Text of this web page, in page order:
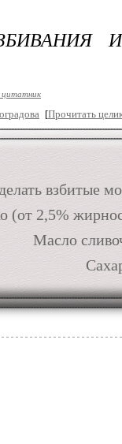
[Прочитать
взбитые
(от 2,5%
Масло